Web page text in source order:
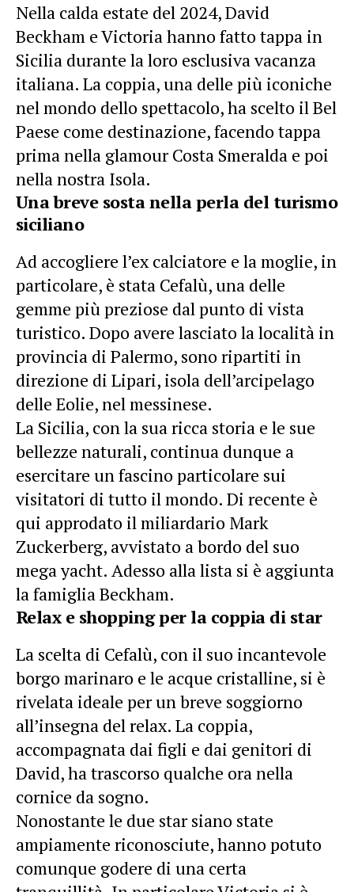
Nella calda estate del 2024, David
Beckham e Victoria hanno fatto tappa in
Sicilia durante la loro esclusiva vacanza
italiana. La coppia, una delle più iconiche
nel mondo dello spettacolo, ha scelto il Bel
Paese come destinazione, facendo tappa
prima nella glamour Costa Smeralda e poi
nella nostra Isola.
Una breve sosta nella perla del turismo
siciliano
Ad accogliere l’ex calciatore e la moglie, in
particolare, è stata Cefalù, una delle
gemme più preziose dal punto di vista
turistico. Dopo avere lasciato la località in
provincia di Palermo, sono ripartiti in
direzione di Lipari, isola dell’arcipelago
delle Eolie, nel messinese.
La Sicilia, con la sua ricca storia e le sue
bellezze naturali, continua dunque a
esercitare un fascino particolare sui
visitatori di tutto il mondo. Di recente è
qui approdato il miliardario Mark
Zuckerberg, avvistato a bordo del suo
mega yacht. Adesso alla lista si è aggiunta
la famiglia Beckham.
Relax e shopping per la coppia di star
La scelta di Cefalù, con il suo incantevole
borgo marinaro e le acque cristalline, si è
rivelata ideale per un breve soggiorno
all’insegna del relax. La coppia,
accompagnata dai figli e dai genitori di
David, ha trascorso qualche ora nella
cornice da sogno.
Nonostante le due star siano state
ampiamente riconosciute, hanno potuto
comunque godere di una certa